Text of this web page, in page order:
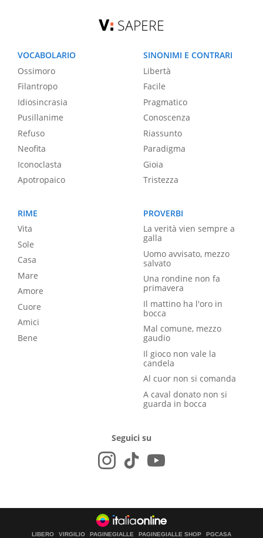
SAPERE
VOCABOLARIO
Ossimoro
Filantropo
Idiosincrasia
Pusillanime
Refuso
Neofita
Iconoclasta
Apotropaico
SINONIMI E CONTRARI
Libertà
Facile
Pragmatico
Conoscenza
Riassunto
Paradigma
Gioia
Tristezza
RIME
Vita
Sole
Casa
Mare
Amore
Cuore
Amici
Bene
PROVERBI
La verità vien sempre a
galla
Uomo avvisato, mezzo
salvato
Una rondine non fa
primavera
Il mattino ha l'oro in
bocca
Mal comune, mezzo
gaudio
Il gioco non vale la
candela
Al cuor non si comanda
A caval donato non si
guarda in bocca
Seguici su
LIBERO VIRGILIO PAGINEGIALLE PAGINEGIALLE SHOP PGCASA